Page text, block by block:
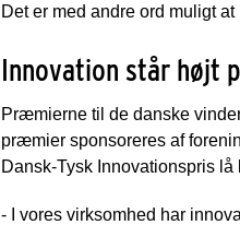
Det er med andre ord muligt
Innovation står højt
Præmierne til de danske
præmier sponsoreres af
Dansk-Tysk Innovationspris
- I vores virksomhed har